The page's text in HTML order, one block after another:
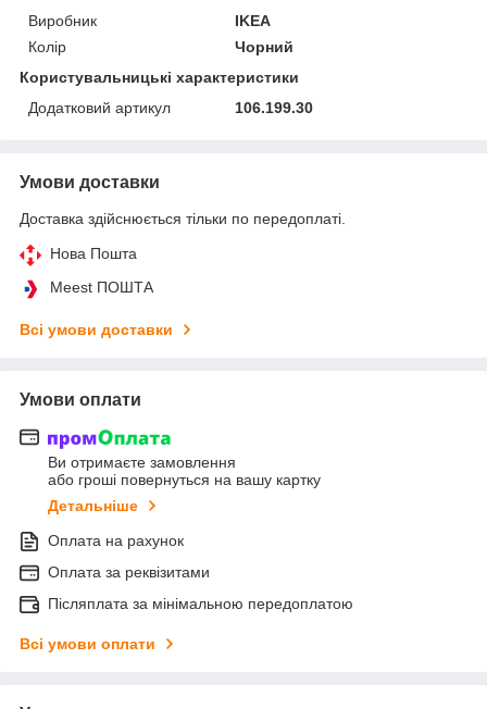
Виробник
IKEA
Колір
Чорний
Користувальницькі характеристики
Додатковий артикул
106.199.30
Умови доставки
Доставка здійснюється тільки по передоплаті.
Нова Пошта
Meest ПОШТА
Всі умови доставки
Умови оплати
Ви отримаєте замовлення
або гроші повернуться на вашу картку
Детальніше
Оплата на рахунок
Оплата за реквізитами
Післяплата за мінімальною передоплатою
Всі умови оплати